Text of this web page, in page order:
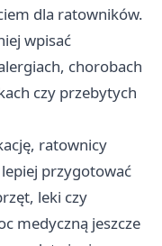
dla ratowników.
wpisać
chorobach
czy przebytych
ratownicy
przygotować
leki czy
medyczną jeszcze